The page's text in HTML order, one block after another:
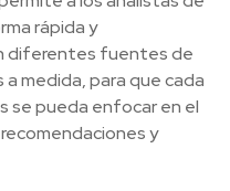
rápida y
diferentes fuentes de
medida, para que cada
se pueda enfocar en el
y